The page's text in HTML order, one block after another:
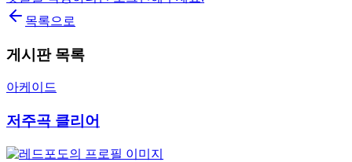
목록으로
게시판 목록
아케이드
저주곡 클리어